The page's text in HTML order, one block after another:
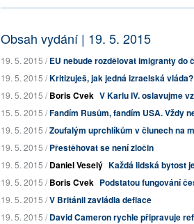
Obsah vydání | 19. 5. 2015
19. 5. 2015 /EU nebude rozdělovat imigranty do
19. 5. 2015 /Kritizuješ, jak jedná izraelská
19. 5. 2015 /Boris Cvek V Karlu IV. oslavujme
15. 5. 2015 /Fandím Rusům, fandím USA. Vždy
19. 5. 2015 /Zoufalým uprchlíkům v člunech na
19. 5. 2015 /Přestěhovat se není zločin
19. 5. 2015 /Daniel Veselý Každá lidská bytost
19. 5. 2015 /Boris Cvek Podstatou fungování
19. 5. 2015 /V Británii zavládla deflace
19. 5. 2015 /David Cameron rychle připravuje